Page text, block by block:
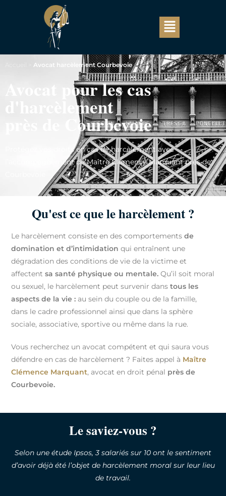
Avocat harcèlement Courbevoie
Avocat pour les cas
d'harcèlement
près de Courbevoie
Protégez vos droits en cas de harcèlement avec
l’accompagnement de Maître Clémence Marquant près de
Qu'est ce que le harcèlement ?
Le harcèlement consiste en des comportementsde
domination et d’intimidation qui entraînent une
dégradation des conditions de vie de la victime et
affectentsa santé physique ou mentale. Qu’il soit moral
ou sexuel, le harcèlement peut survenir danstous les
aspects de la vie : au sein du couple ou de la famille,
dans le cadre professionnel ainsi que dans la sphère
sociale, associative, sportive ou même dans la rue.
Vous recherchez un avocat compétent et qui saura vous
défendre en cas de harcèlement ? Faites appel à Maître
Clémence Marquant, avocat en droit pénal près de
Courbevoie.
Le saviez-vous ?
Selon une étude Ipsos, 3 salariés sur 10 ont le sentiment
d’avoir déjà été l’objet de harcèlement moral sur leur lieu
de travail.